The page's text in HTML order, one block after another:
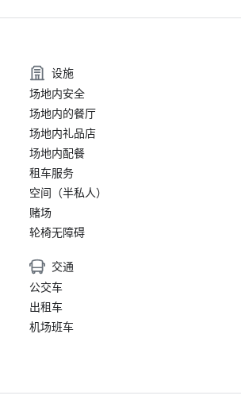
设施
场地内安全
场地内的餐厅
场地内礼品店
场地内配餐
租车服务
空间（半私人）
赌场
轮椅无障碍
交通
公交车
出租车
机场班车